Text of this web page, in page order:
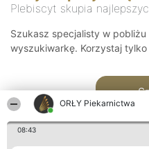
ORŁY Piekarnictwa
08:43
Plebiscyt skupia
Szukasz specjalisty w
wyszukiwarkę. Korzystaj tylko